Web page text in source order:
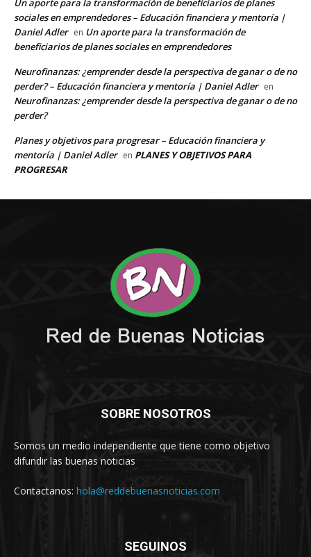
SOBRE NOSOTROS
Somos un medio independiente que tiene como objetivo
difundir las buenas noticias
Contactanos: hola@reddebuenasnoticias.com
SEGUINOS